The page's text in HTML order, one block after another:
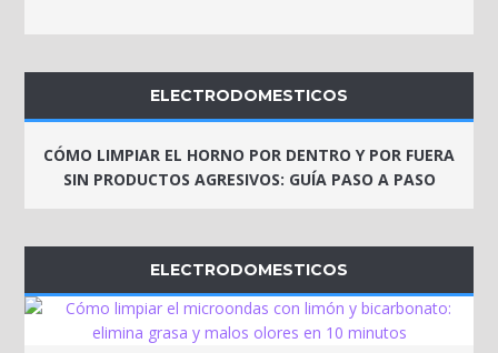
ELECTRODOMESTICOS
CÓMO LIMPIAR EL HORNO POR DENTRO Y POR FUERA
SIN PRODUCTOS AGRESIVOS: GUÍA PASO A PASO
ELECTRODOMESTICOS